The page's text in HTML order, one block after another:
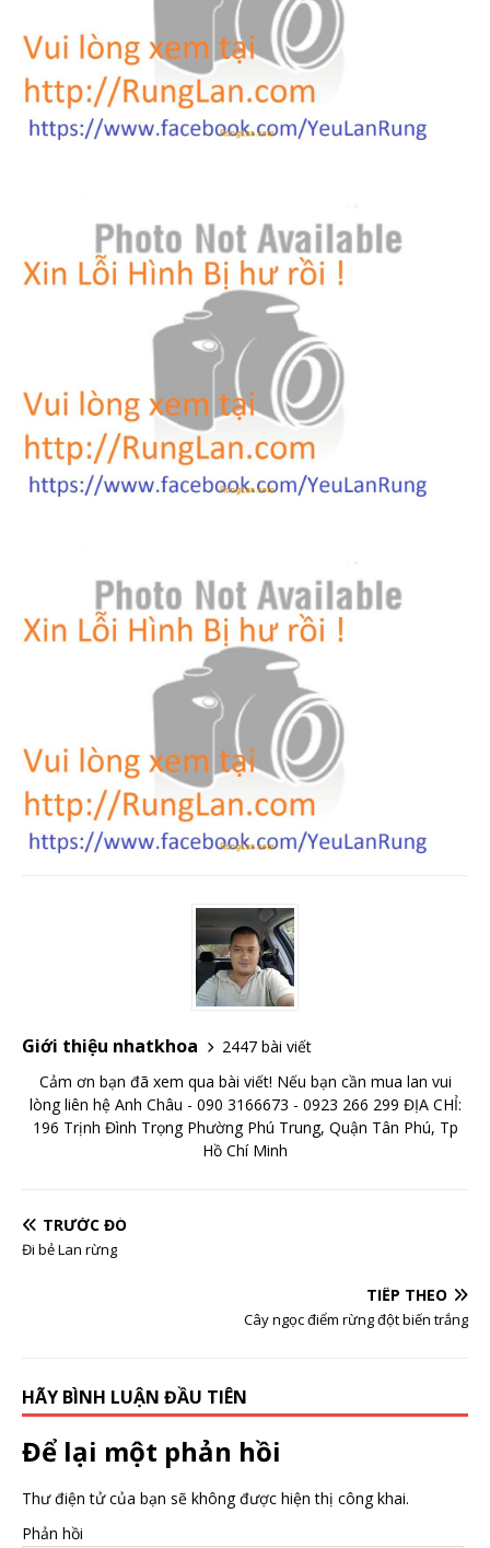
Giới thiệu nhatkhoa
2447 bài viết
Cảm ơn bạn đã xem qua bài viết! Nếu bạn cần mua lan vui
lòng liên hệ Anh Châu - 090 3166673 - 0923 266 299 ĐỊA CHỈ:
196 Trịnh Đình Trọng Phường Phú Trung, Quận Tân Phú, Tp
Hồ Chí Minh
TRƯỚC ĐÓ
Đi bẻ Lan rừng
TIẾP THEO
Cây ngọc điểm rừng đột biến trắng
HÃY BÌNH LUẬN ĐẦU TIÊN
Để lại một phản hồi
Thư điện tử của bạn sẽ không được hiện thị công khai.
Phản hồi